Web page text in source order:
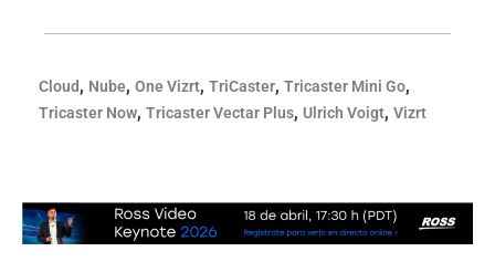
Cloud, Nube, One Vizrt, TriCaster, Tricaster Mini Go,
Tricaster Now, Tricaster Vectar Plus, Ulrich Voigt, Vizrt